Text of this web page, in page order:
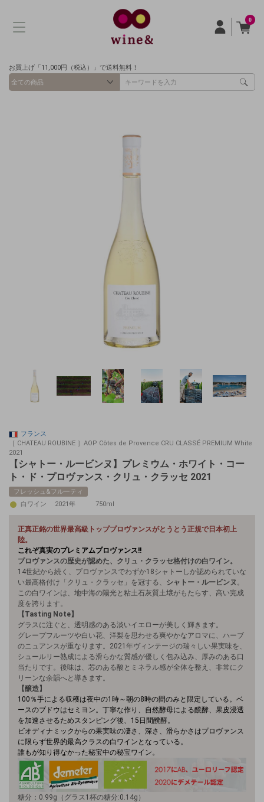
0
お買上げ「11,000円（税込）」で送料無料！
フランス
［ CHATEAU ROUBINE ］AOP Côtes de Provence CRU CLASSÉ PREMIUM White
2021
【シャトー・ルービンヌ】プレミウム・ホワイト・コー
ト・ド・プロヴァンス・クリュ・クラッセ 2021
フレッシュ&フルーティ
白ワイン
2021年 750ml
正真正銘の世界最高級 トッププロヴァンスがとうとう正規で日本初上
陸。
これぞ真実のプレミアムプロヴァンス!!
プロヴァンスの歴史が認めた、クリュ・クラッセ格付けの白ワイン。
14世紀から続く、プロヴァンスでわずか18シャトーしか認められていな
い最高格付け「クリュ・クラッセ」を冠する、 シャトー・ルービンヌ 。
この白ワインは、地中海の陽光と粘土石灰質土壌がもたらす、高い完成
度を誇ります。
【Tasting Note】
グラスに注ぐと、透明感のある淡いイエローが美しく輝きます。
グレープフルーツや白い花、洋梨を思わせる爽やかなアロマに、ハーブ
のニュアンスが重なります。2021年ヴィンテージの瑞々しい果実味を、
シュールリー熟成による滑らかな質感が優しく包み込み、厚みのある口
当たりです。後味は、芯のある酸とミネラル感が全体を整え、非常にク
リーンな余韻へと導きます。
【醸造】
100％手による収穫は夜中の1時～朝の8時の間のみと限定している。 ベ
ースのブドウはセミヨン。丁寧な作り、自然酵母による醗酵、果皮浸透
を加速させるためスタンピング後、15日間醗酵。
ビオディナミックからの果実味の凄さ、深さ、滑らかさはプロヴァンス
に限らず世界的最高クラスの白ワインとなっている。
誰もが知り得なかった秘宝中の秘宝ワイン。
糖分：0.99g（グラス1杯の糖分:0.14g）